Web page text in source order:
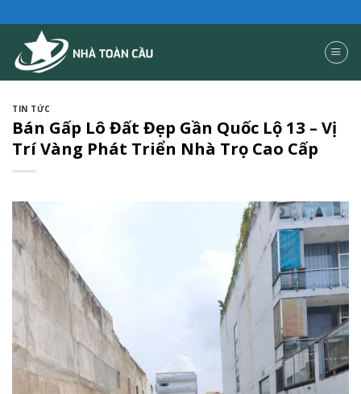
to
content
TIN TỨC
Bán Gấp Lô Đất Đẹp Gần Quốc Lộ 13 – Vị
Trí Vàng Phát Triển Nhà Trọ Cao Cấp